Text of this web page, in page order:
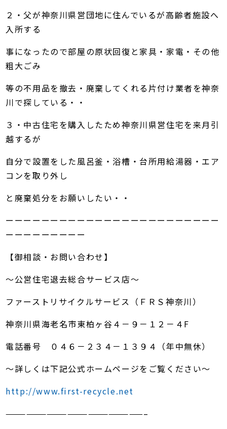
２・父が神奈川県営団地に住んでいるが高齢者施設へ
入所する
事になったので部屋の原状回復と家具・家電・その他
粗大ごみ
等の不用品を撤去・廃棄してくれる片付け業者を神奈
川で探している・・
３・中古住宅を購入したため神奈川県営住宅を来月引
越するが
自分で設置をした風呂釜・浴槽・台所用給湯器・エア
コンを取り外し
と廃棄処分をお願いしたい・・
ーーーーーーーーーーーーーーーーーーーーーーーー
ーーーーーーーーー
【御相談・お問い合わせ】
～公営住宅退去総合サービス店～
ファーストリサイクルサービス（ＦＲＳ神奈川）
神奈川県海老名市東柏ヶ谷４－９－１２－４F
電話番号 ０４６－２３４－１３９４（年中無休）
～詳しくは下記公式ホームページをご覧ください～
http://www.first-recycle.net
————————————————————–